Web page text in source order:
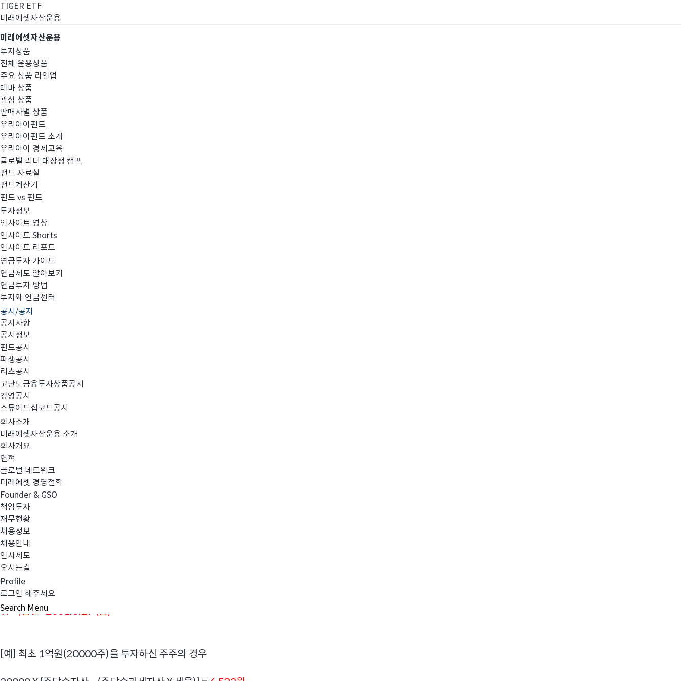
TIGER ETF
미래에셋자산운용
미래에셋자산운용
투자상품
전체 운용상품
주요 상품 라인업
테마 상품
관심 상품
판매사별 상품
우리아이펀드
우리아이펀드 소개
우리아이 경제교육
글로벌 리더 대장정 캠프
펀드 자료실
펀드계산기
펀드 vs 펀드
투자정보
인사이트 영상
인사이트 Shorts
인사이트 리포트
연금투자 가이드
연금제도 알아보기
연금투자 방법
투자와 연금센터
공시/공지
공지사항
공시정보
펀드공시
파생공시
리츠공시
고난도금융투자상품공시
경영공시
스튜어드십코드공시
회사소개
미래에셋자산운용 소개
회사개요
연혁
글로벌 네트워크
미래에셋 경영철학
Founder & GSO
책임투자
재무현황
채용정보
채용안내
인사제도
오시는길
Profile
로그인 해주세요
Search Menu
공지사항
알바트로스1호안정형펀드 2차 청산분배금 지급내역
2001년 4월 25일 결산을 맞이한 "미래에셋2000알바트로스1호안정형"펀드의 2차 청산분배금 지급내역입니다.
◈ 2차 청산분배율 통보 ◈
1. 발행회사명 : 미래에셋알바트로스 1호안정형 펀드
2. 발행가 : 5,000
3. 순자산 : 796,448
4. 과세자산 : 8,317,039,968
5. 발행주식수 : 1,663,100
6. 주당과세자산 : 5,000.9259623594
7. 주당순자산 : 0.4788936323
8. 주당순과세자산 : 0.9259623594
9. 청산시주당분배율 : 0.0000957787
10. 주당과세표준율 : 0.0001851924
★ 지급일 : 2001.6.29 (금)
[예] 최초 1억원(20000주)을 투자하신 주주의 경우